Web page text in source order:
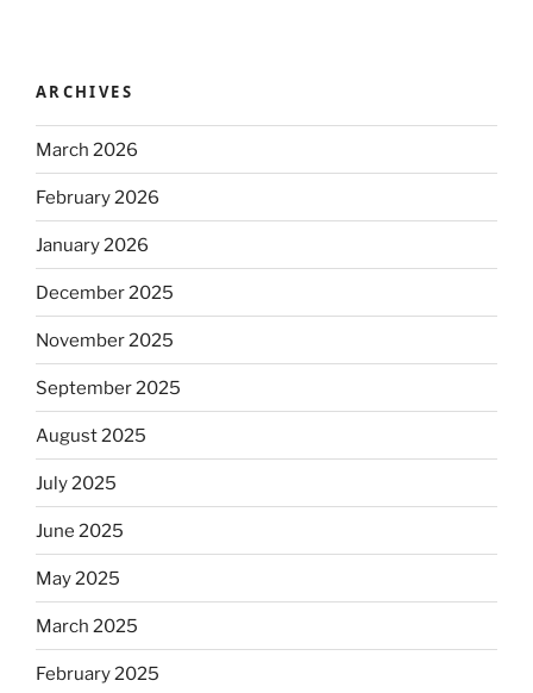
ARCHIVES
March 2026
February 2026
January 2026
December 2025
November 2025
September 2025
August 2025
July 2025
June 2025
May 2025
March 2025
February 2025